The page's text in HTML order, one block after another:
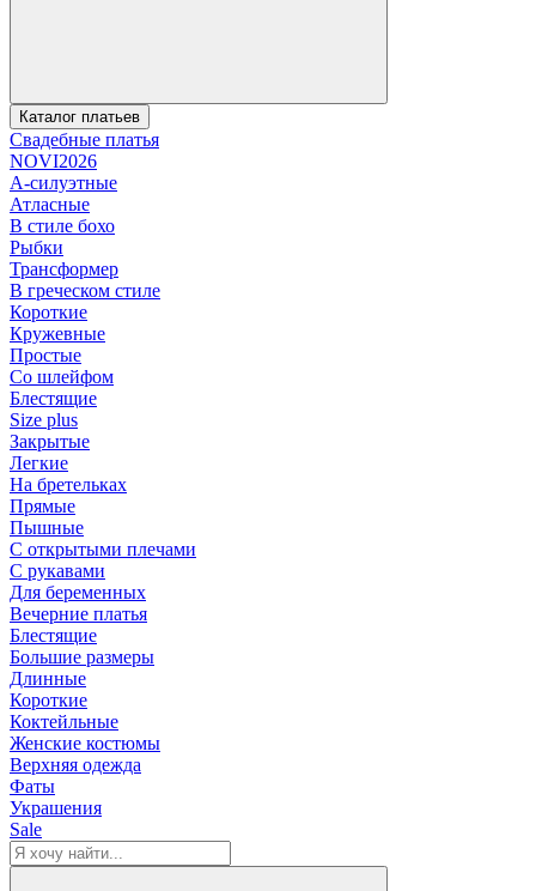
Каталог платьев
Свадебные платья
NOVI2026
А-силуэтные
Атласные
В стиле бохо
Рыбки
Трансформер
В греческом стиле
Короткие
Кружевные
Простые
Со шлейфом
Блестящие
Size plus
Закрытые
Легкие
На бретельках
Прямые
Пышные
С открытыми плечами
С рукавами
Для беременных
Вечерние платья
Блестящие
Большие размеры
Длинные
Короткие
Коктейльные
Женские костюмы
Верхняя одежда
Фаты
Украшения
Sale